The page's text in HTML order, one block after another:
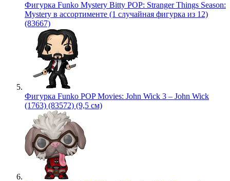
Фигурка Funko Mystery Bitty POP: Stranger Things Season:
Mystery в ассортименте (1 случайная фигурка из 12)
(83667)
Фигурка Funko POP Movies: John Wick 3 – John Wick
(1763) (83572) (9,5 см)